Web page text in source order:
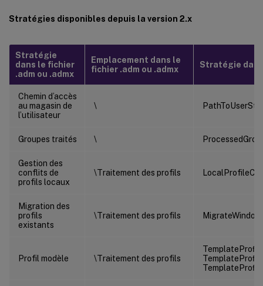
Stratégies disponibles depuis la version 2.x
Stratégie
dans le fichier
.adm ou .admx
Emplacement dans le
fichier .adm ou .admx
Stratégie
Chemin d’accès
au magasin de
l’utilisateur
\
Groupes traités \
Gestion des
conflits de
profils locaux
\Traitement des profils
Migration des
profils
existants
\Traitement des profils
Profil modèle \Traitement des profils